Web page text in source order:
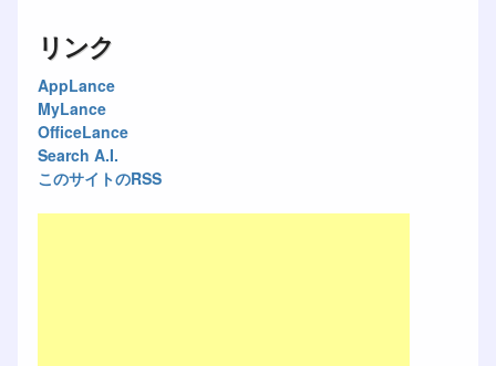
リンク
AppLance
MyLance
OfficeLance
Search A.I.
このサイトのRSS